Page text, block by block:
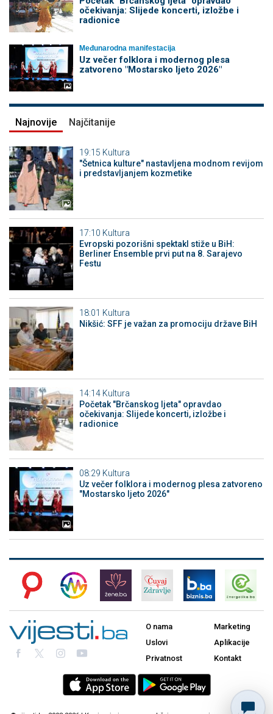
očekivanja: Slijede koncerti, izložbe i
radionice
Međunarodna manifestacija
Uz večer folklora i modernog plesa
zatvoreno "Mostarsko ljeto 2026"
Najnovije Najčitanije
19:15 Kultura
"Šetnica kulture" nastavljena modnom revijom
i predstavljanjem kozmetike
17:10 Kultura
Evropski pozorišni spektakl stiže u BiH:
Berliner Ensemble prvi put na 8. Sarajevo
Festu
18:01 Kultura
Nikšić: SFF je važan za promociju države BiH
14:14 Kultura
Početak "Brčanskog ljeta" opravdao
očekivanja: Slijede koncerti, izložbe i
radionice
08:29 Kultura
Uz večer folklora i modernog plesa zatvoreno
"Mostarsko ljeto 2026"
O nama
Uslovi
Privatnost
Marketing
Aplikacije
Kontakt